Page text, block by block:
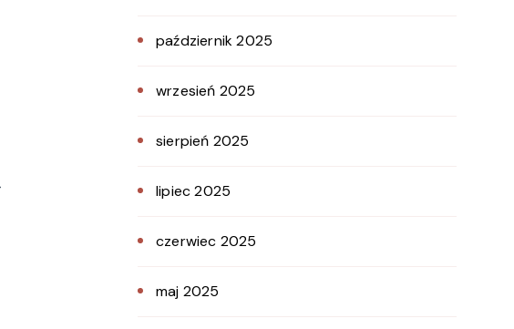
październik 2025
wrzesień 2025
sierpień 2025
lipiec 2025
czerwiec 2025
maj 2025